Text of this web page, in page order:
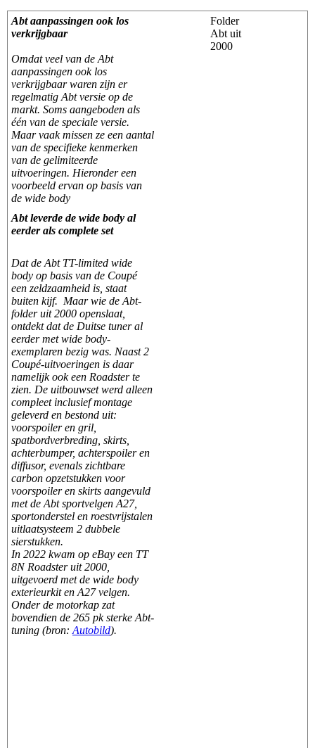
Abt aanpassingen ook los
verkrijgbaar
Omdat veel van de Abt
aanpassingen ook los
verkrijgbaar waren zijn er
regelmatig Abt versie op de
markt. Soms aangeboden als
één van de speciale versie.
Maar vaak missen ze een aantal
van de specifieke kenmerken
van de gelimiteerde
uitvoeringen. Hieronder een
voorbeeld ervan op basis van
de wide body
Folder
Abt uit
2000
Abt leverde de wide body al
eerder als complete set
Dat de Abt TT-limited wide
body op basis van de Coupé
een zeldzaamheid is, staat
buiten kijf. Maar wie de Abt-
folder uit 2000 openslaat,
ontdekt dat de Duitse tuner al
eerder met wide body-
exemplaren bezig was. Naast 2
Coupé-uitvoeringen is daar
namelijk ook een Roadster te
zien. De uitbouwset werd alleen
compleet inclusief montage
geleverd en bestond uit:
voorspoiler en gril,
spatbordverbreding, skirts,
achterbumper, achterspoiler en
diffusor, evenals zichtbare
carbon opzetstukken voor
voorspoiler en skirts aangevuld
met de Abt sportvelgen A27,
sportonderstel en roestvrijstalen
uitlaatsysteem 2 dubbele
sierstukken.
In 2022 kwam op eBay een TT
8N Roadster uit 2000,
uitgevoerd met de wide body
exterieurkit en A27 velgen.
Onder de motorkap zat
bovendien de 265 pk sterke Abt-
tuning (bron: Autobild).